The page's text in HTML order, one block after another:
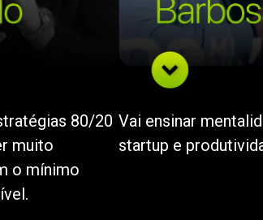
80/20
muito
o mínimo
Vai ensinar
startup e